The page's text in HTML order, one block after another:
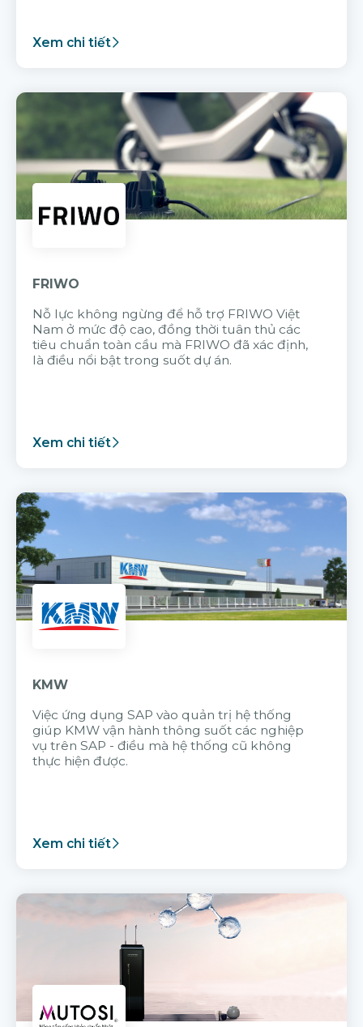
Xem chi tiết
FRIWO
Nỗ lực không ngừng để hỗ trợ FRIWO Việt
Nam ở mức độ cao, đồng thời tuân thủ các
tiêu chuẩn toàn cầu mà FRIWO đã xác định,
là điều nổi bật trong suốt dự án.
Xem chi tiết
KMW
Việc ứng dụng SAP vào quản trị hệ thống
giúp KMW vận hành thông suốt các nghiệp
vụ trên SAP - điều mà hệ thống cũ không
thực hiện được.
Xem chi tiết